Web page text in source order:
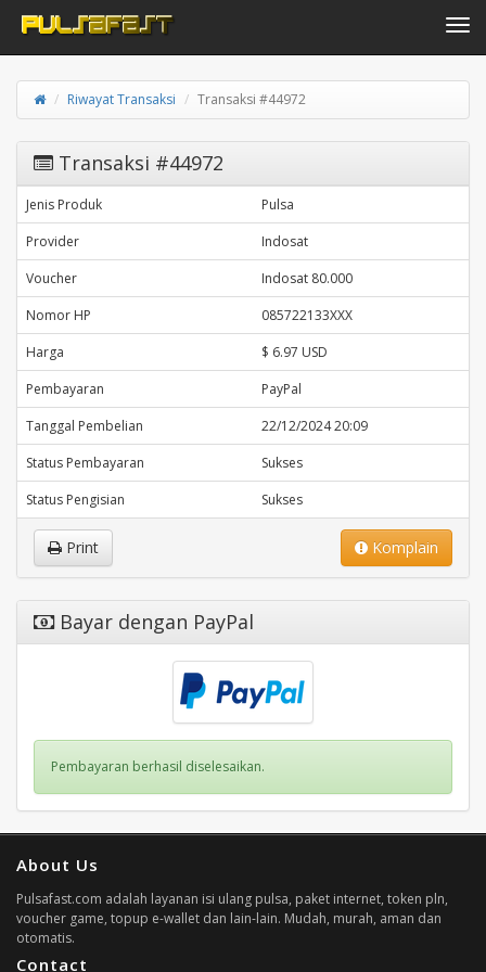
Toggle
Riwayat Transaksi Transaksi #44972
Transaksi #44972
Jenis Produk
Pulsa
Provider
Indosat
Voucher
Indosat 80.000
Nomor HP
085722133XXX
Harga
$ 6.97 USD
Pembayaran
PayPal
Tanggal Pembelian
22/12/2024 20:09
Status Pembayaran
Sukses
Status Pengisian
Sukses
Komplain
Print
Bayar dengan PayPal
Pembayaran berhasil diselesaikan.
About Us
Pulsafast.com adalah layanan isi ulang pulsa, paket internet, token pln,
voucher game, topup e-wallet dan lain-lain. Mudah, murah, aman dan
otomatis.
Contact